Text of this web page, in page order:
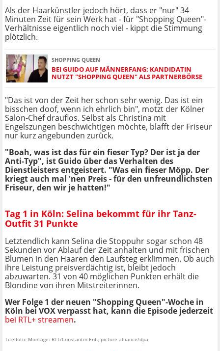
Als der Haarkünstler jedoch hört, dass er "nur" 34
Minuten Zeit für sein Werk hat - für "Shopping Queen"-
Verhältnisse eigentlich noch viel - kippt die Stimmung
plötzlich.
SHOPPING QUEEN
BEI GUIDO AUF MÄNNERFANG: KANDIDATIN
NUTZT "SHOPPING QUEEN" ALS PARTNERBÖRSE
"Das ist von der Zeit her schon sehr wenig. Das ist ein
bisschen doof, wenn ich ehrlich bin", motzt der Kölner
Salon-Chef drauflos. Selbst als Christina mit
Engelszungen beschwichtigen möchte, blafft der Friseur
nur kurz angebunden zurück.
"Boah, was ist das für ein fieser Typ? Der ist ja der
Anti-Typ", ist Guido über das Verhalten des
Dienstleisters entgeistert. "Was ein fieser Möpp. Der
kriegt auch mal 'nen Preis - für den unfreundlichsten
Friseur, den wir je hatten!"
Tag 1 in Köln: Selina bekommt für ihr Tanz-
Outfit 31 Punkte
Letztendlich kann Selina die Stoppuhr sogar schon 48
Sekunden vor Ablauf der Zeit anhalten und mit frischen
Blumen in den Haaren den Laufsteg erklimmen. Ob auch
ihre Leistung preisverdächtig ist, bleibt jedoch
abzuwarten. 31 von 40 möglichen Punkten erhält die
Blondine von ihren Mitstreiterinnen.
Wer Folge 1 der neuen "Shopping Queen"-Woche in
Köln bei VOX verpasst hat, kann die Episode jederzeit
bei RTL+ streamen.
Titelfoto: Montage: RTL/Constantin Ent., picture alliance/dpa